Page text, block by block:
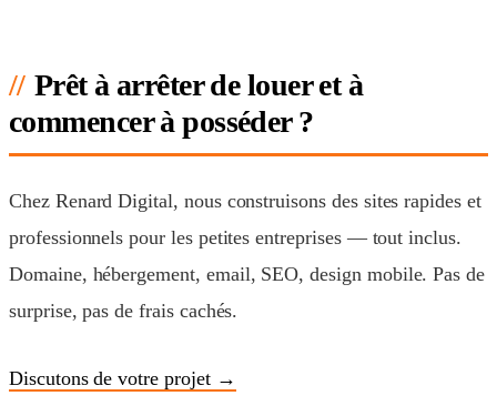
Prêt à arrêter de louer et à
commencer à posséder ?
Chez Renard Digital, nous construisons des sites rapides et
professionnels pour les petites entreprises — tout inclus.
Domaine, hébergement, email, SEO, design mobile. Pas de
surprise, pas de frais cachés.
Discutons de votre projet →